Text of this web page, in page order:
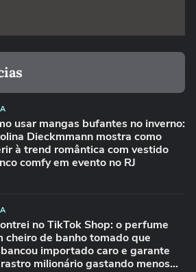
usar mangas bufantes no inverno:
Dieckmmann mostra como
à trend romântica com vestido
comfy em evento no RJ
no TikTok Shop: o perfume
cheiro de banho tomado que
importado caro e garante
milionário gastando menos